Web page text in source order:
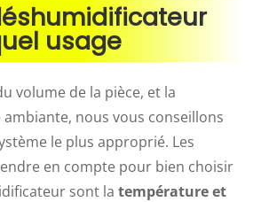
usage
volume de la pièce, et la
nous vous conseillons
le plus approprié. Les
en compte pour bien choisir
sont la température et